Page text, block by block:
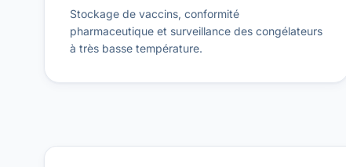
Stockage de vaccins, conformité
pharmaceutique et surveillance des congélateurs
à très basse température.